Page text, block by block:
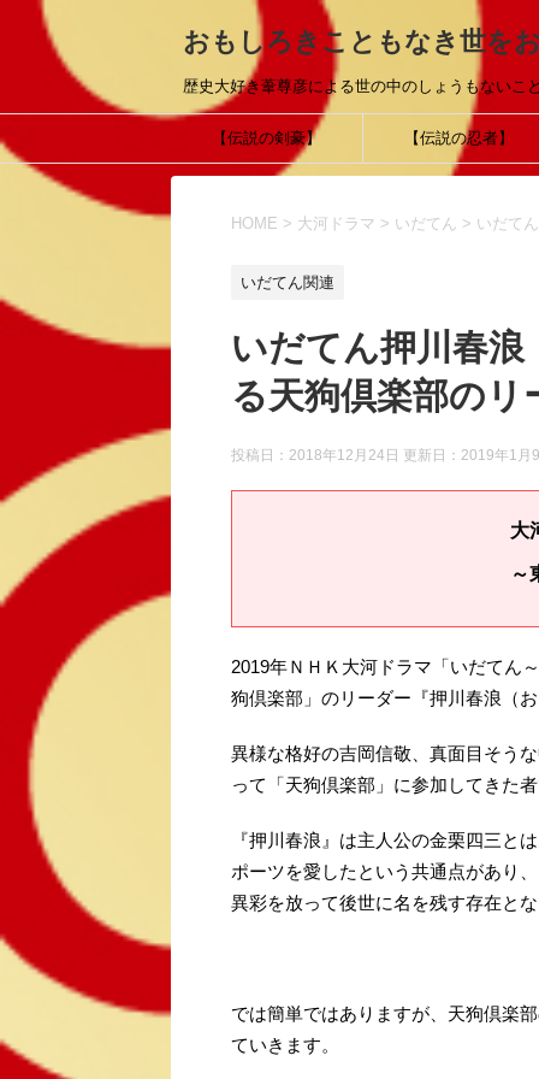
おもしろきこともなき世を
歴史大好き葦尊彦による世の中のしょうもないこ
【伝説の剣豪】 【伝説の忍者】
HOME > 大河ドラマ > いだてん > いだて
いだてん関連
いだてん押川春
る天狗倶楽部のリ
投稿日：2018年12月24日 更新日： 2019年1月
大
～
2019年ＮＨＫ大河ドラマ「いだてん
狗倶楽部」のリーダー『押川春浪（
異様な格好の吉岡信敬、真面目そう
って「天狗倶楽部」に参加してきた
『押川春浪』は主人公の金栗四三と
ポーツを愛したという共通点があり
異彩を放って後世に名を残す存在と
では簡単ではありますが、天狗倶楽
ていきます。